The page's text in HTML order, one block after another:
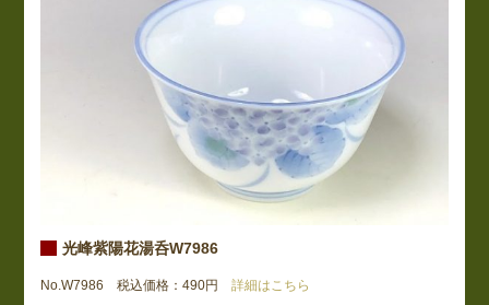
光峰紫陽花湯呑W7986
No.W7986 税込価格：490円 詳細はこちら